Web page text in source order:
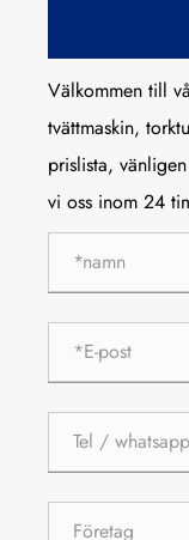
Välkommen till
tvättmaskin,
prislista,
vi oss inom 24